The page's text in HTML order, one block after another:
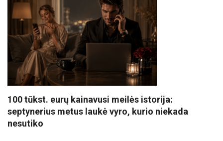
100 tūkst. eurų kainavusi meilės istorija:
septynerius metus laukė vyro, kurio niekada
nesutiko